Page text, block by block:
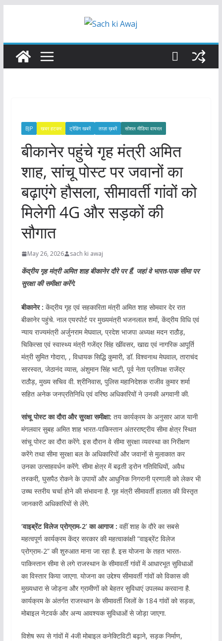
BJP खबर हटकर ट्रेंडिंग खबरें ताज़ा ख़बरें सोशल मीडिया वायरल
बीकानेर पहुंचे गृह मंत्री अमित
शाह, सांचू पोस्ट पर जवानों का
बढ़ाएंगे हौसला, सीमावर्ती गांवों को
मिलेगी 4G और सड़कों की
सौगात
May 26, 2026 sach ki awaj
केंद्रीय गृह मंत्री अमित शाह बीकानेर दौरे पर हैं, जहां वे भारत-पाक सीमा पर
सुरक्षा की समीक्षा करेंगे.
बीकानेर : केंद्रीय गृह एवं सहकारिता मंत्री अमित शाह सोमवार देर रात
बीकानेर पहुंचे. नाल एयरपोर्ट पर मुख्यमंत्री भजनलाल शर्मा, केंद्रीय विधि एवं
न्याय राज्यमंत्री अर्जुनराम मेघवाल, प्रदेश भाजपा अध्यक्ष मदन राठौड़,
चिकित्सा एवं स्वास्थ्य मंत्री गजेंद्र सिंह खींवसर, खाद्य एवं नागरिक आपूर्ति
मंत्री सुमित गोदारा, , विधायक सिद्धि कुमारी, डॉ. विश्वनाथ मेघवाल, ताराचंद
सारस्वत, जेठानंद व्यास, अंशुमान सिंह भाटी, पूर्व नेता प्रतिपक्ष राजेंद्र
राठौड़, मुख्य सचिव वी. श्रीनिवास, पुलिस महानिदेशक राजीव कुमार शर्मा
सहित अनेक जनप्रतिनिधि एवं वरिष्ठ अधिकारियों ने उनकी अगवानी की.
सांचू पोस्ट का दौरा और सुरक्षा समीक्षा: तय कार्यक्रम के अनुसार आज यानी
मंगलवार सुबह अमित शाह भारत-पाकिस्तान अंतरराष्ट्रीय सीमा क्षेत्र स्थित
सांचू पोस्ट का दौरा करेंगे. इस दौरान वे सीमा सुरक्षा व्यवस्था का निरीक्षण
करेंगे तथा सीमा सुरक्षा बल के अधिकारियों और जवानों से मुलाकात कर
उनका उत्साहवर्धन करेंगे. सीमा क्षेत्र में बढ़ती ड्रोन गतिविधियों, अवैध
तस्करी, घुसपैठ रोकने के उपायों और आधुनिक निगरानी प्रणाली को लेकर भी
उच्च स्तरीय चर्चा होने की संभावना है. गृह मंत्री सीमावर्ती हालात की विस्तृत
जानकारी अधिकारियों से लेंगे.
‘वाइब्रेंट विलेज प्रोग्राम-2’ का आगाज : वहीं शाह के दौरे का सबसे
महत्वपूर्ण कार्यक्रम केंद्र सरकार की महत्वाकांक्षी “वाइब्रेंट विलेज
प्रोग्राम-2” की शुरुआत माना जा रहा है. इस योजना के तहत भारत-
पाकिस्तान सीमा से लगे राजस्थान के सीमावर्ती गांवों में आधारभूत सुविधाओं
का विस्तार किया जाएगा. योजना का उद्देश्य सीमावर्ती गांवों को विकास की
मुख्यधारा से जोड़ना और ग्रामीणों को बेहतर सुविधाएं उपलब्ध करवाना है.
कार्यक्रम के अंतर्गत राजस्थान के सीमावर्ती जिलों के 184 गांवों को सड़क,
मोबाइल नेटवर्क और अन्य आवश्यक सुविधाओं से जोड़ा जाएगा.
विशेष रूप से गांवों में 4जी मोबाइल कनेक्टिविटी बढ़ाने, सड़क निर्माण,